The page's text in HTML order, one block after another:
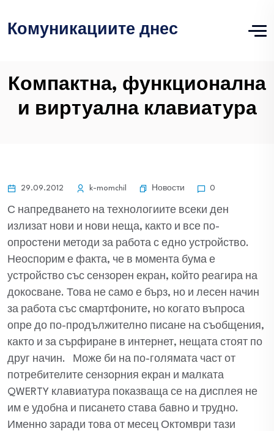
Комуникациите днес
Компактна, функционална
и виртуална клавиатура
29.09.2012 k-momchil Новости 0
С напредването на технологиите всеки ден
излизат нови и нови неща, както и все по-
опростени методи за работа с едно устройство.
Неоспорим е факта, че в момента бума е
устройство със сензорен екран, който реагира на
докосване. Това не само е бърз, но и лесен начин
за работа със смартфоните, но когато въпроса
опре до по-продължително писане на съобщения,
както и за сърфиране в интернет, нещата стоят по
друг начин. Може би на по-голямата част от
потребителите сензорния екран и малката
QWERTY клавиатура показваща се на дисплея не
им е удобна и писането става бавно и трудно.
Именно заради това от месец Октомври тази